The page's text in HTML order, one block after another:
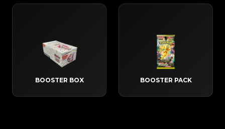
BOOSTER BOX BOOSTER PACK